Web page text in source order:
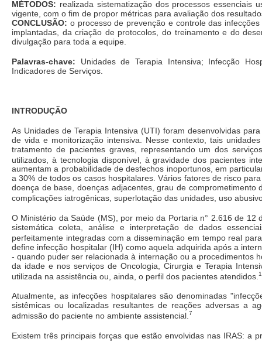
MÉTODOS: realizada sistematização dos processos
vigente, com o fim de propor métricas para avaliação dos
CONCLUSÃO: o processo de prevenção e controle das
implantadas, da criação de protocolos, do treinamento e do
divulgação para toda a equipe.
Palavras-chave: Unidades de Terapia Intensiva; Infecção
Indicadores de Serviços.
INTRODUÇÃO
As Unidades de Terapia Intensiva (UTI) foram desenvolvidas
de vida e monitorização intensiva. Nesse contexto, tais
tratamento de pacientes graves, representando um dos
utilizados, à tecnologia disponível, à gravidade dos pacientes
aumentam a probabilidade de desfechos inoportunos, em
a 30% de todos os casos hospitalares. Vários fatores de risco
doença de base, doenças adjacentes, grau de
complicações iatrogênicas, superlotação das unidades, uso
O Ministério da Saúde (MS), por meio da Portaria n° 2.616 de
sistemática coleta, análise e interpretação de dados
perfeitamente integradas com a disseminação em tempo real
define infecção hospitalar (IH) como aquela adquirida após a
- quando puder ser relacionada à internação ou a procedimentos
da idade e nos serviços de Oncologia, Cirurgia e Terapia
utilizada na assistência ou, ainda, o perfil dos pacientes atendidos.
Atualmente, as infecções hospitalares são denominadas
sistêmicas ou localizadas resultantes de reações adversas a
admissão do paciente no ambiente assistencial. 7
Existem três principais forças que estão envolvidas nas IRAS: a